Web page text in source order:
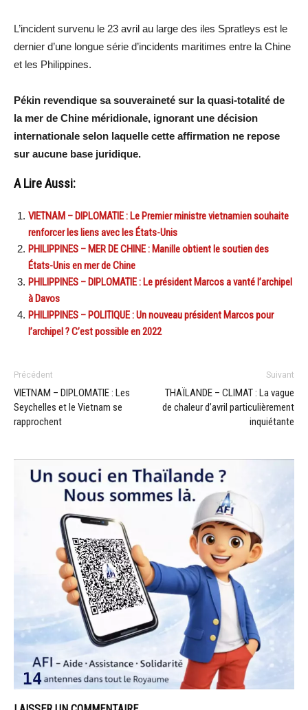
L’incident survenu le 23 avril au large des iles Spratleys est le
dernier d’une longue série d’incidents maritimes entre la Chine
et les Philippines.
Pékin revendique sa souveraineté sur la quasi-totalité de
la mer de Chine méridionale, ignorant une décision
internationale selon laquelle cette affirmation ne repose
sur aucune base juridique.
A Lire Aussi:
VIETNAM – DIPLOMATIE : Le Premier ministre vietnamien souhaite
renforcer les liens avec les États-Unis
PHILIPPINES – MER DE CHINE : Manille obtient le soutien des
États-Unis en mer de Chine
PHILIPPINES – DIPLOMATIE : Le président Marcos a vanté l’archipel
à Davos
PHILIPPINES – POLITIQUE : Un nouveau président Marcos pour
l’archipel ? C’est possible en 2022
Précédent
VIETNAM – DIPLOMATIE : Les
Seychelles et le Vietnam se
rapprochent
Suivant
THAÏLANDE – CLIMAT : La vague
de chaleur d’avril particulièrement
inquiétante